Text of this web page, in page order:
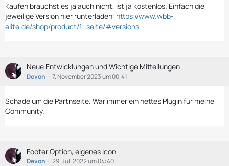
Kaufen brauchst es ja auch nicht, ist ja kostenlos. Einfach die
jeweilige Version hier runterladen: https://www.wbb-
elite.de/shop/product/1…seite/#versions
Neue Entwicklungen und Wichtige Mitteilungen
Devon 7. November 2023 um 00:41
Schade um die Partnseite. War immer ein nettes Plugin für meine
Community.
Footer Option, eigenes Icon
Devon 29. Juli 2022 um 04:40